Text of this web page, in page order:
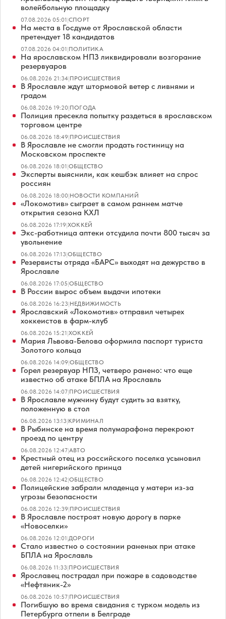
волейбольную площадку
07.08.2026 05:01|СПОРТ
На места в Госдуме от Ярославской области
претендует 18 кандидатов
07.08.2026 04:01|ПОЛИТИКА
На ярославском НПЗ ликвидировали возгорание
резервуаров
06.08.2026 21:34|ПРОИСШЕСТВИЯ
В Ярославле ждут штормовой ветер с ливнями и
градом
06.08.2026 19:20|ПОГОДА
Полиция пресекла попытку раздеться в ярославском
торговом центре
06.08.2026 18:49|ПРОИСШЕСТВИЯ
В Ярославле не смогли продать гостиницу на
Московском проспекте
06.08.2026 18:01|ОБЩЕСТВО
Эксперты выяснили, как кешбэк влияет на спрос
россиян
06.08.2026 18:00|НОВОСТИ КОМПАНИЙ
«Локомотив» сыграет в самом раннем матче
открытия сезона КХЛ
06.08.2026 17:19|ХОККЕЙ
Экс-работница аптеки отсудила почти 800 тысяч за
увольнение
06.08.2026 17:13|ОБЩЕСТВО
Резервисты отряда «БАРС» выходят на дежурство в
Ярославле
06.08.2026 17:05|ОБЩЕСТВО
В России вырос объем выдачи ипотеки
06.08.2026 16:23|НЕДВИЖИМОСТЬ
Ярославский «Локомотив» отправил четырех
хоккеистов в фарм-клуб
06.08.2026 15:21|ХОККЕЙ
Мария Львова-Белова оформила паспорт туриста
Золотого кольца
06.08.2026 14:09|ОБЩЕСТВО
Горел резервуар НПЗ, четверо ранено: что еще
известно об атаке БПЛА на Ярославль
06.08.2026 14:07|ПРОИСШЕСТВИЯ
В Ярославле мужчину будут судить за взятку,
положенную в стол
06.08.2026 13:13|КРИМИНАЛ
В Рыбинске на время полумарафона перекроют
проезд по центру
06.08.2026 12:47|АВТО
Крестный отец из российского поселка усыновил
детей нигерийского принца
06.08.2026 12:42|ОБЩЕСТВО
Полицейские забрали младенца у матери из-за
угрозы безопасности
06.08.2026 12:39|ПРОИСШЕСТВИЯ
В Ярославле построят новую дорогу в парке
«Новоселки»
06.08.2026 12:01|ДОРОГИ
Стало известно о состоянии раненых при атаке
БПЛА на Ярославль
06.08.2026 11:33|ПРОИСШЕСТВИЯ
Ярославец пострадал при пожаре в садоводстве
«Нефтяник-2»
06.08.2026 10:57|ПРОИСШЕСТВИЯ
Погибшую во время свидания с турком модель из
Петербурга отпели в Белграде